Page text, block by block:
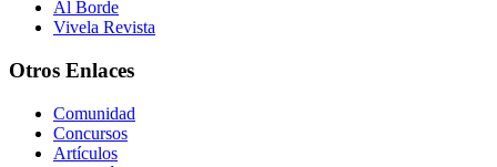
Al Borde
Vivela Revista
Otros Enlaces
Comunidad
Concursos
Artículos